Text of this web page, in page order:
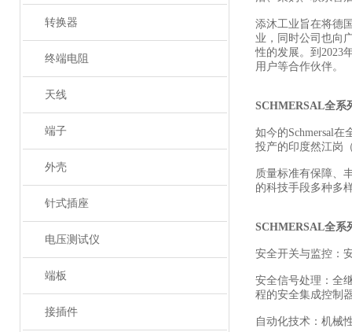
转换器
终端电阻
天线
端子
外壳
针式插座
电压测试仪
端板
接插件
添沐工业旨在将德
业，同时公司也向
性的发展。到2023
用户等合作伙伴。
SCHMERSAL全系
如今的Schmersal
投产的印度然江岗
质量标准有保障、
的科技手段多种多
SCHMERSAL全系
安全开关与监控：
安全信号处理：全
程的安全集成控制
自动化技术：机械